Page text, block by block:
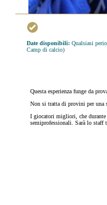
Date disponibili:Qualsiasi
Camp di calcio)
Questa esperienza funge da
Non si tratta di provini per una
I giocatori migliori, che durante
semiprofessionali. Sarà lo staff